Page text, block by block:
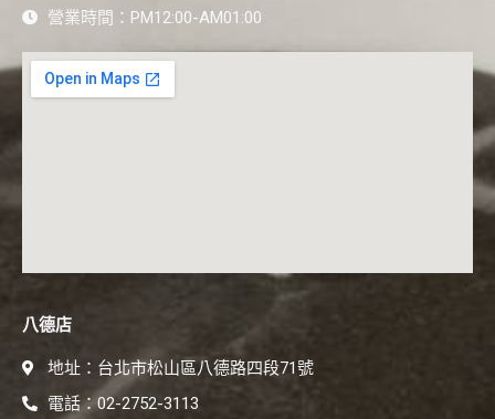
營業時間：PM12:00-AM01:00
八德店
地址：台北市松山區八德路四段71號
電話：02-2752-3113